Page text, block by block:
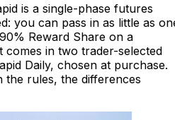
is a single-phase futures
you can pass in as little as
Reward Share on a
comes in two trader-selected
Daily, chosen at purchase.
the rules, the differences